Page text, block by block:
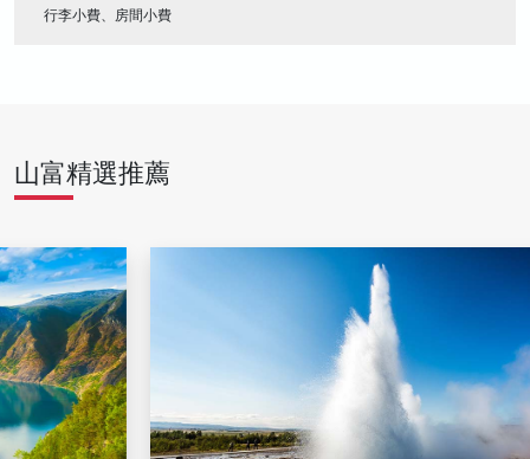
行李小費、房間小費
山富精選推薦